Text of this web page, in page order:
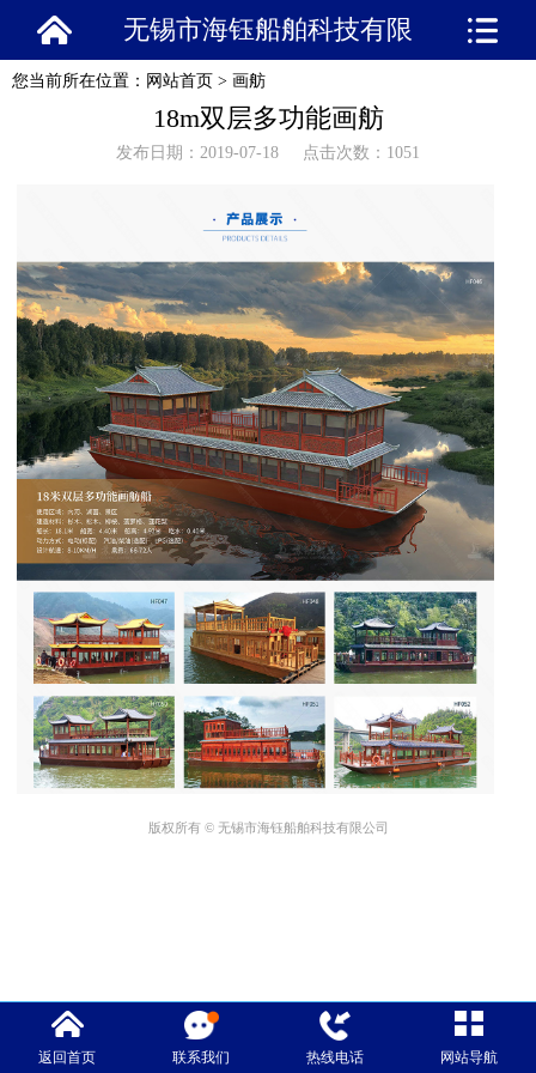
无锡市海钰船舶科技有限
公司
您当前所在位置： 网站首页 > 画舫
18m双层多功能画舫
发布日期：2019-07-18 点击次数：1051
版权所有 © 无锡市海钰船舶科技有限公司
返回首页 联系我们 热线电话 网站导航